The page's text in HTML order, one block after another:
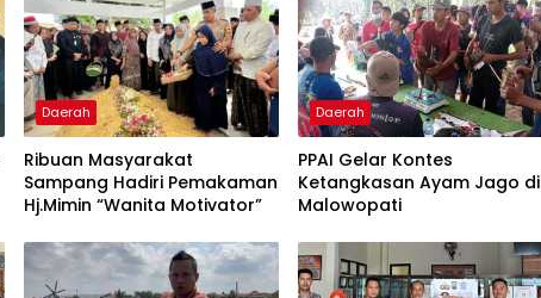
Daerah
Ribuan Masyarakat
Sampang Hadiri Pemakaman
Hj.Mimin “Wanita Motivator”
Daerah
PPAI Gelar Kontes
Ketangkasan Ayam Jago di
Malowopati